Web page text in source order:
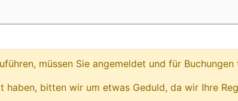
müssen Sie angemeldet und für
haben, bitten wir um etwas Geduld, da wir Ihre